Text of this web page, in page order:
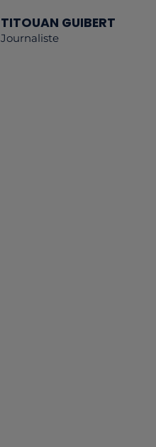
TITOUAN GUIBERT
Journaliste